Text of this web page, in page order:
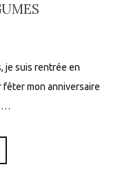
je suis rentrée en
fêter mon anniversaire